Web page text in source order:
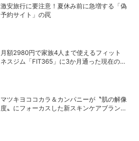
激安旅行に要注意！夏休み前に急増する「偽
予約サイト」の罠
月額2980円で家族4人まで使えるフィット
ネスジム「FIT365」に3か月通った現在のリ
マツキヨココカラ＆カンパニーが〝肌の解像
度〟にフォーカスした新スキンケアブランド